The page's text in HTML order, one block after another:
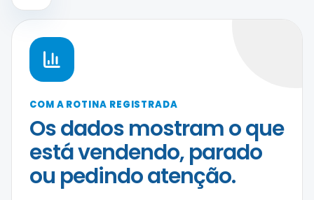
COM A ROTINA REGISTRADA
Os dados mostram o que
está vendendo, parado
ou pedindo atenção.